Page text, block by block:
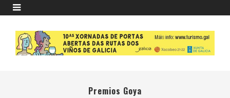
Premios Goya